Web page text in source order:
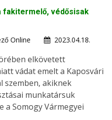
fakitermelő, védősisak
Online
2023.04.18.
elkövetett
vádat emelt a Kaposvári
szemben, akiknek
munkatársuk
a Somogy Vármegyei